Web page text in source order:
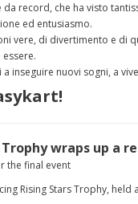
record, che ha visto
ed entusiasmo.
vere, di divertimento e di
inseguire nuovi sogni, a
wraps up a
the final event
Rising Stars Trophy,